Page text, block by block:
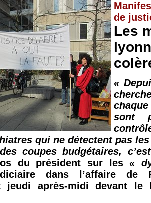
de
Les
«
sont
qui ne détectent pas
coupes budgétaires,
du président sur les«
dans l’affaire de
jeudi après-midi devant le